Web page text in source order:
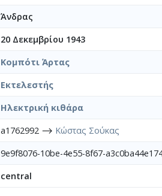
Άνδρας
20 Δεκεμβρίου 1943
Κομπότι Άρτας
Εκτελεστής
Ηλεκτρική κιθάρα
a1762992 ⟶ Κώστας Σούκας
9e9f8076-10be-4e55-8f67-
central